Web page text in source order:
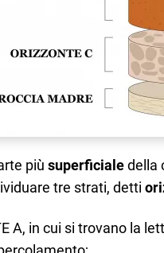
più superficialedella
tre strati, detti
A, in cui si trovano la